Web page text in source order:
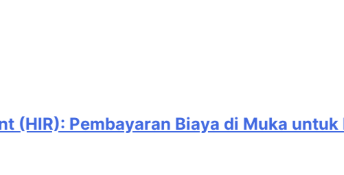
Biaya di Muka untuk Pelaksanaan